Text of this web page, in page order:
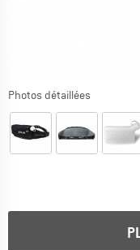
Photos détaillées